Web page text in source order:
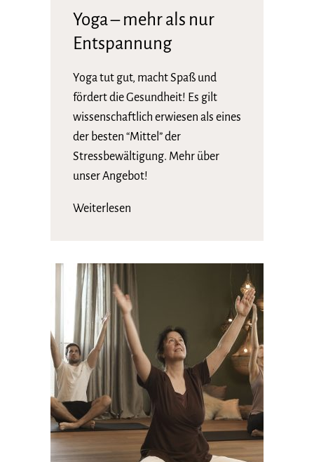
Yoga – mehr als nur
Entspannung
Yoga tut gut, macht Spaß und
fördert die Gesundheit! Es gilt
wissenschaftlich erwiesen als eines
der besten “Mittel” der
Stressbewältigung. Mehr über
unser Angebot!
Weiterlesen